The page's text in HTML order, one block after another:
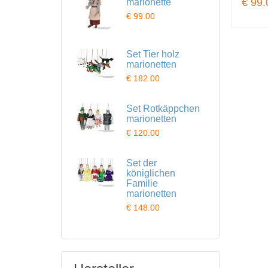
marionette
€ 99.00
Set Tier holz
marionetten
€ 182.00
Set Rotkäppchen
marionetten
€ 120.00
Set der
königlichen
Familie
marionetten
€ 148.00